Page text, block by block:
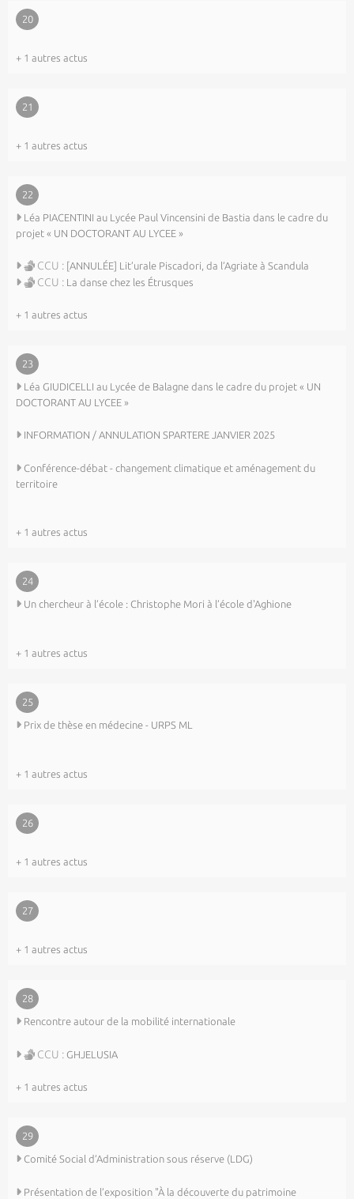
20
+ 1 autres actus
21
+ 1 autres actus
22
Léa PIACENTINI au Lycée Paul Vincensini de Bastia dans le cadre du
projet « UN DOCTORANT AU LYCEE »
CCU : [ANNULÉE] Lit’urale Piscadori, da l’Agriate à Scandula
CCU : La danse chez les Étrusques
+ 1 autres actus
23
Léa GIUDICELLI au Lycée de Balagne dans le cadre du projet « UN
DOCTORANT AU LYCEE »
INFORMATION / ANNULATION SPARTERE JANVIER 2025
Conférence-débat - changement climatique et aménagement du
territoire
+ 1 autres actus
24
Un chercheur à l’école : Christophe Mori à l’école d'Aghione
+ 1 autres actus
25
Prix de thèse en médecine - URPS ML
+ 1 autres actus
26
+ 1 autres actus
27
+ 1 autres actus
28
Rencontre autour de la mobilité internationale
CCU : GHJELUSIA
+ 1 autres actus
29
Comité Social d’Administration sous réserve (LDG)
Présentation de l’exposition "À la découverte du patrimoine